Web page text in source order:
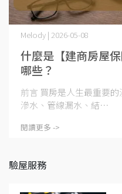
什麼是【建商房屋
哪些？
Melody | 2026-05-08
前言 買房是人生最重要
滲水、管線漏水、結⋯
閱讀更多 ->
驗屋服務